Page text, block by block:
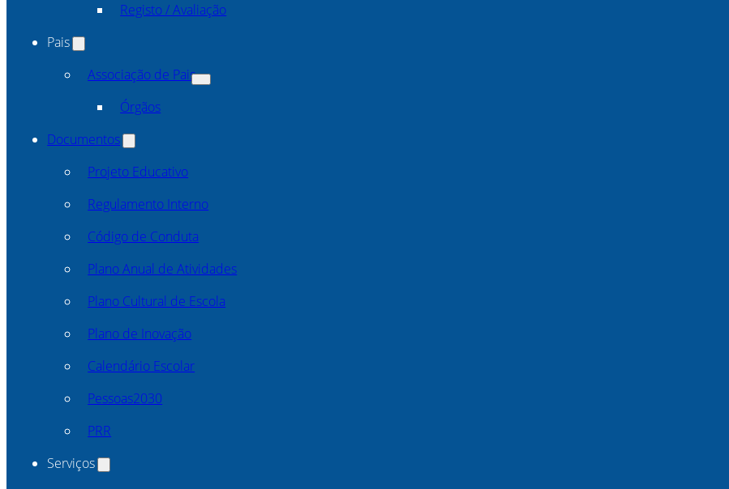
Registo / Avaliação
Pais
Associação de Pais
Órgãos
Documentos
Projeto Educativo
Regulamento Interno
Código de Conduta
Plano Anual de Atividades
Plano Cultural de Escola
Plano de Inovação
Calendário Escolar
Pessoas2030
PRR
Serviços